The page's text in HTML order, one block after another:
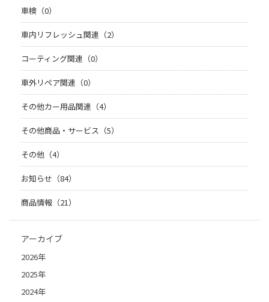
車検（0）
車内リフレッシュ関連（2）
コーティング関連（0）
車外リペア関連（0）
その他カー用品関連（4）
その他商品・サービス（5）
その他（4）
お知らせ（84）
商品情報（21）
アーカイブ
2026年
2025年
2024年